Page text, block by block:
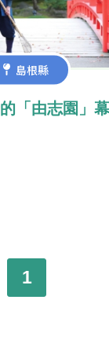
島根縣
「由志園」
1